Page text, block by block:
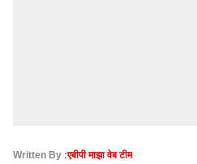
Written By :एबीपी माझा वेब टीम